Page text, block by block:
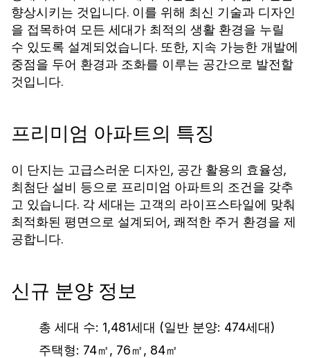
향상시키는 것입니다. 이를 위해 최신 기술과 디자인
을 접목하여 모든 세대가 최적의 생활 환경을 누릴
수 있도록 설계되었습니다. 또한, 지속 가능한 개발에
중점을 두어 환경과 조화를 이루는 공간으로 발전할
것입니다.
프리미엄 아파트의 특징
이 단지는 고급스러운 디자인, 공간 활용의 효율성,
최첨단 설비 등으로 프리미엄 아파트의 조건을 갖추
고 있습니다. 각 세대는 고객의 라이프스타일에 맞춰
최적화된 평면으로 설계되어, 쾌적한 주거 환경을 제
공합니다.
신규 분양 정보
총 세대 수: 1,481세대 (일반 분양: 474세대)
주택형: 74㎡, 76㎡, 84㎡